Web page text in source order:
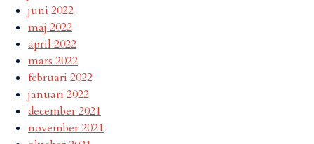
juni 2022
maj 2022
april 2022
mars 2022
februari 2022
januari 2022
december 2021
november 2021